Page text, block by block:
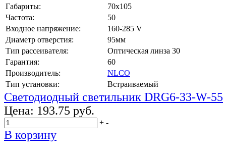
Габариты:
70x105
Частота:
50
Входное напряжение:
160-285 V
Диаметр отверстия:
95мм
Тип рассеивателя:
Оптическая линза 30
Гарантия:
60
Производитель:
NLCO
Тип установки:
Встраиваемый
Светодиодный светильник DRG6-33-W-55
Цена: 193.75 руб.
+ -
В корзину